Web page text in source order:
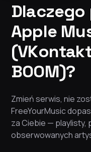
Apple
BOOM)?
Zmień serwis, nie
FreeYourMusic
za Ciebie — playlisty,
obserwowanych